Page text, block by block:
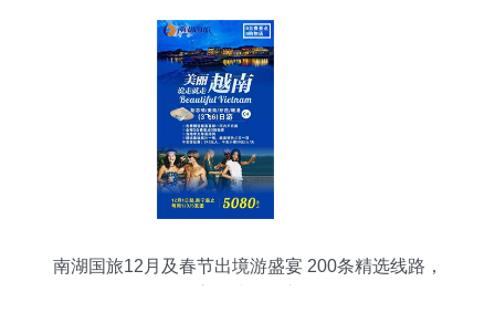
南湖国旅12月及春节出境游盛宴 200条精选线路，